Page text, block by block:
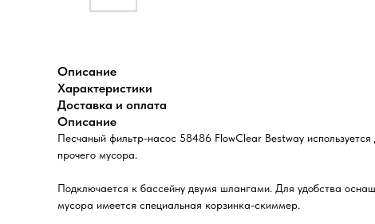
Описание
Характеристики
Доставка и оплата
Описание
Песчаный фильтр-насос 58486 FlowClear Bestway
прочего мусора.
Подключается к бассейну двумя шлангами. Для удобства
мусора имеется специальная корзинка-скиммер.